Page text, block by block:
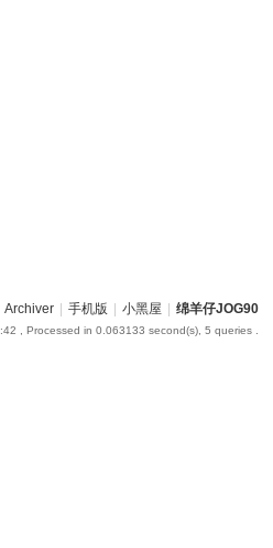
Archiver 手机版 小黑屋 绵羊仔JOG90
, Processed in 0.063133 second(s), 5 queries .